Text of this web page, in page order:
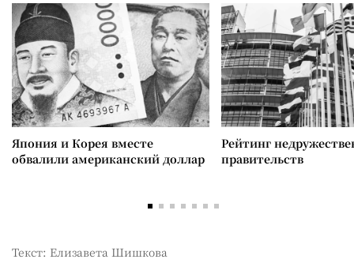
Япония и Корея вместе
обвалили американский доллар
Рейтинг
правительств
Текст: Елизавета Шишкова